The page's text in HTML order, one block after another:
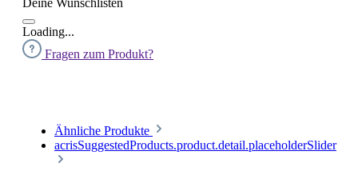
Deine Wunschlisten
Loading...
Fragen zum Produkt?
Ähnliche Produkte
acrisSuggestedProducts.product.detail.placeholderSlider